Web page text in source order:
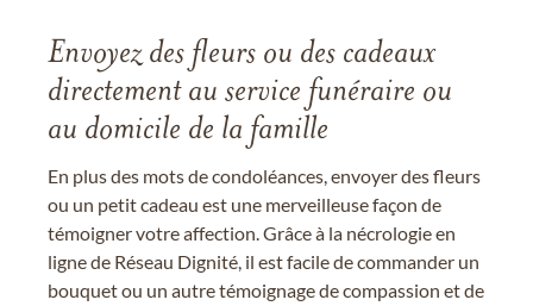
Envoyez des fleurs ou des cadeaux
directement au service funéraire ou
au domicile de la famille
En plus des mots de condoléances, envoyer des fleurs
ou un petit cadeau est une merveilleuse façon de
témoigner votre affection. Grâce à la nécrologie en
ligne de Réseau Dignité, il est facile de commander un
bouquet ou un autre témoignage de compassion et de